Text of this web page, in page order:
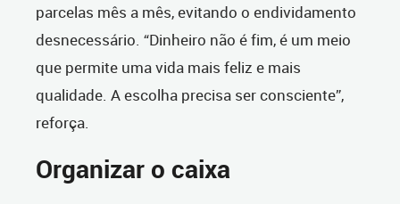
parcelas mês a mês, evitando o endividamento
desnecessário. “Dinheiro não é fim, é um meio
que permite uma vida mais feliz e mais
qualidade. A escolha precisa ser consciente”,
reforça.
Organizar o caixa